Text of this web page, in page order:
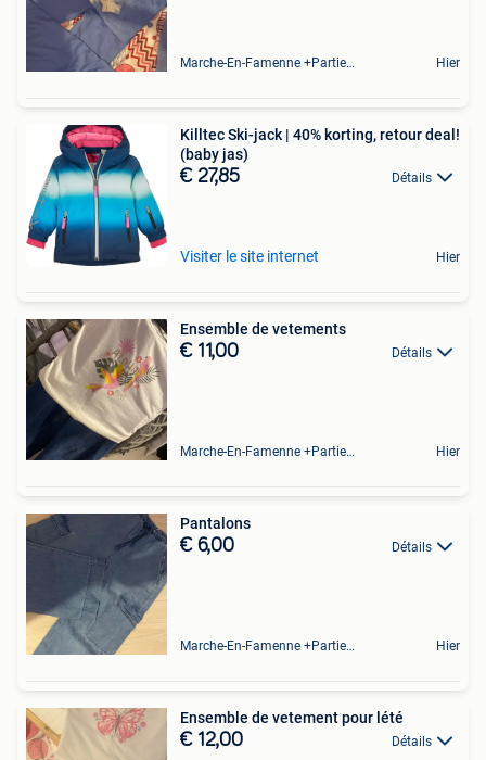
Marche-En-Famenne +Partie De Baillonville Et Noiseux Hier
Killtec Ski-jack | 40% korting, retour deal!
(baby jas)
€ 27,85 Détails
Visiter le site internet Hier
Ensemble de vetements
€ 11,00 Détails
Marche-En-Famenne +Partie De Baillonville Et Noiseux Hier
Pantalons
€ 6,00 Détails
Marche-En-Famenne +Partie De Baillonville Et Noiseux Hier
Ensemble de vetement pour lété
€ 12,00 Détails